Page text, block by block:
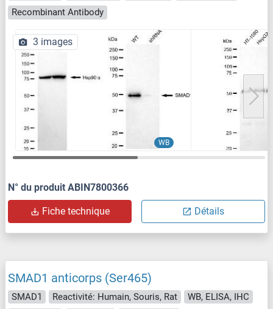
Recombinant Antibody
WB
3 images
N° du produit ABIN7800366
Fiche technique Détails
SMAD1 anticorps (Ser465)
SMAD1 Reactivité: Humain, Souris, Rat
WB, ELISA, IHC